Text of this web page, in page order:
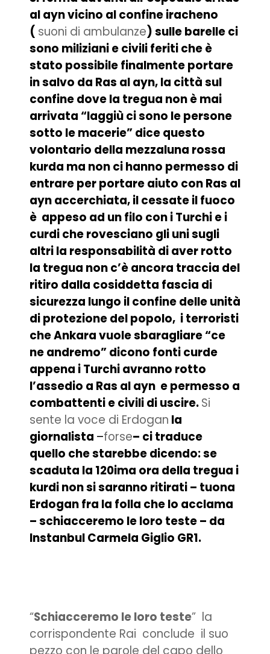
al ayn vicino al confine iracheno
( suoni di ambulanze) sulle barelle ci
sono miliziani e civili feriti che è
stato possibile finalmente portare
in salvo da Ras al ayn, la città sul
confine dove la tregua non è mai
arrivata “laggiù ci sono le persone
sotto le macerie” dice questo
volontario della mezzaluna rossa
kurda ma non ci hanno permesso di
entrare per portare aiuto con Ras al
ayn accerchiata, il cessate il fuoco
è appeso ad un filo con i Turchi e i
curdi che rovesciano gli uni sugli
altri la responsabilità di aver rotto
la tregua non c’è ancora traccia del
ritiro dalla cosiddetta fascia di
sicurezza lungo il confine delle unità
di protezione del popolo, i terroristi
che Ankara vuole sbaragliare “ce
ne andremo” dicono fonti curde
appena i Turchi avranno rotto
l’assedio a Ras al ayn e permesso a
combattenti e civili di uscire.Si
sente la voce di Erdogan la
giornalista –forse– ci traduce
quello che starebbe dicendo: se
scaduta la 120ima ora della tregua i
kurdi non si saranno ritirati – tuona
Erdogan fra la folla che lo acclama
– schiacceremo le loro teste – da
Instanbul Carmela Giglio GR1.
“Schiacceremo le loro teste” la
corrispondente Rai conclude il suo
pezzo con le parole del capo dello